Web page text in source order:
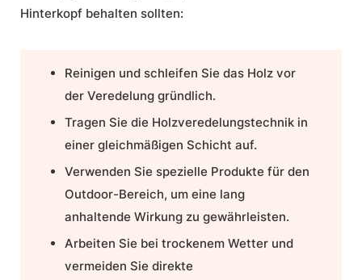
Hinterkopf behalten sollten:
Reinigen und schleifen Sie das Holz vor
der Veredelung gründlich.
Tragen Sie die Holzveredelungstechnik in
einer gleichmäßigen Schicht auf.
Verwenden Sie spezielle Produkte für den
Outdoor-Bereich, um eine lang
anhaltende Wirkung zu gewährleisten.
Arbeiten Sie bei trockenem Wetter und
vermeiden Sie direkte